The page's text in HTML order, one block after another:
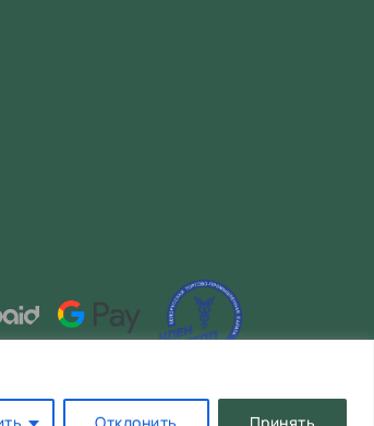
Отклонить Принять
+375 29 392 44 67 (Время
ООО «Файнекс» является